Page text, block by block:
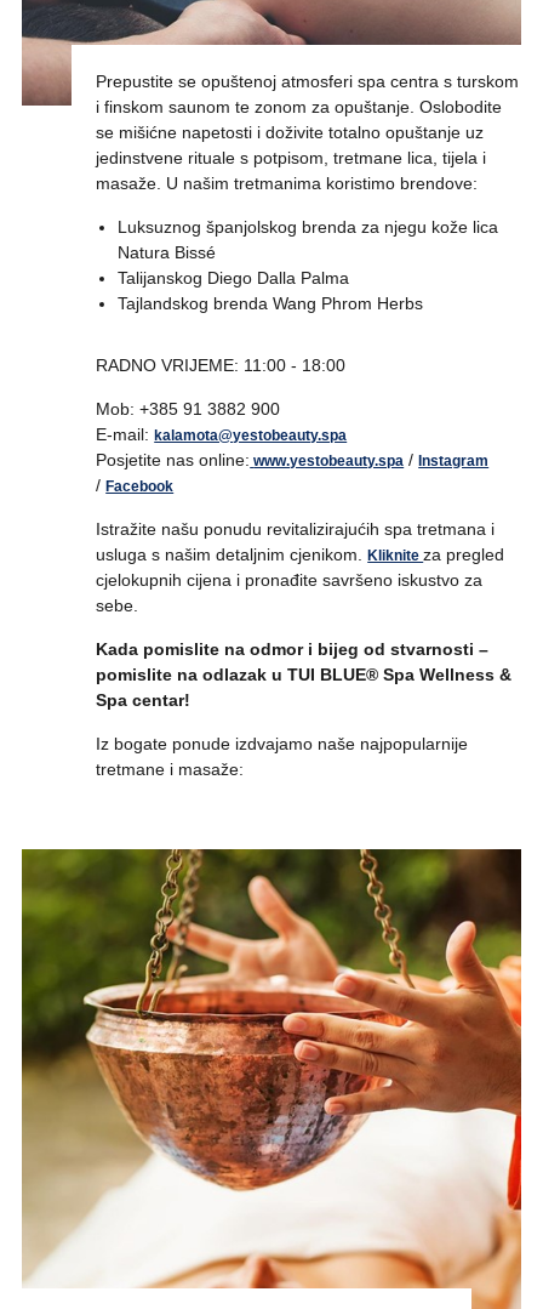
Prepustite se opuštenoj atmosferi spa centra s turskom
i finskom saunom te zonom za opuštanje. Oslobodite
se mišićne napetosti i doživite totalno opuštanje uz
jedinstvene rituale s potpisom, tretmane lica, tijela i
masaže. U našim tretmanima koristimo brendove:
Luksuznog španjolskog brenda za njegu kože lica
Natura Bissé
Talijanskog Diego Dalla Palma
Tajlandskog brenda Wang Phrom Herbs
RADNO VRIJEME: 11:00 - 18:00
Mob: +385 91 3882 900
E-mail:kalamota@yestobeauty.spa
Posjetite nas online: www.yestobeauty.spa /Instagram
/Facebook
Istražite našu ponudu revitalizirajućih spa tretmana i
usluga s našim detaljnim cjenikom.Klikniteza pregled
cjelokupnih cijena i pronađite savršeno iskustvo za
sebe.
Kada pomislite na odmor i bijeg od stvarnosti –
pomislite na odlazak u TUI BLUE® Spa Wellness &
Spa centar!
Iz bogate ponude izdvajamo naše najpopularnije
tretmane i masaže: